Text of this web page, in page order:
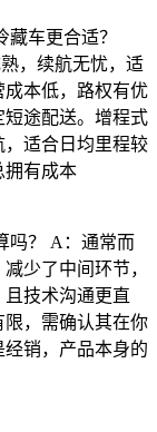
车更合适？
，续航无忧，适
本低，路权有优
途配送。增程式
适合日均里程较
拥有成本
吗？ A：通常而
少了中间环节，
技术沟通更直
，需确认其在你
销，产品本身的